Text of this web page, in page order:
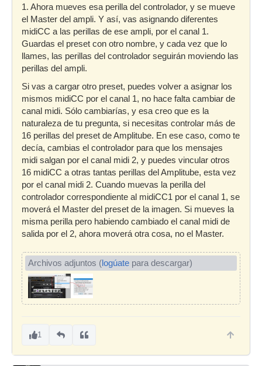
1. Ahora mueves esa perilla del controlador, y se mueve
el Master del ampli. Y así, vas asignando diferentes
midiCC a las perillas de ese ampli, por el canal 1.
Guardas el preset con otro nombre, y cada vez que lo
llames, las perillas del controlador seguirán moviendo las
perillas del ampli.
Si vas a cargar otro preset, puedes volver a asignar los
mismos midiCC por el canal 1, no hace falta cambiar de
canal midi. Sólo cambiarías, y esa creo que es la
naturaleza de tu pregunta, si necesitas controlar más de
16 perillas del preset de Amplitube. En ese caso, como te
decía, cambias el controlador para que los mensajes
midi salgan por el canal midi 2, y puedes vincular otros
16 midiCC a otras tantas perillas del Amplitube, esta vez
por el canal midi 2. Cuando muevas la perilla del
controlador correspondiente al midiCC1 por el canal 1, se
moverá el Master del preset de la imagen. Si mueves la
misma perilla pero habiendo cambiado el canal midi de
salida por el 2, ahora moverá otra cosa, no el Master.
Archivos adjuntos (logúate para descargar)
1